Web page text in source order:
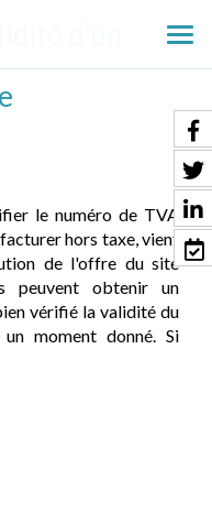
le
d'un
le numéro de TVA
hors taxe, vient
de l'offre du site
peuvent obtenir un
vérifié la validité du
moment donné. Si